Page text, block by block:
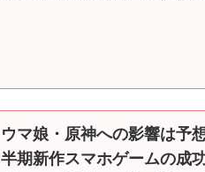
ウマ娘・原神への影響は予
半期新作スマホゲームの成